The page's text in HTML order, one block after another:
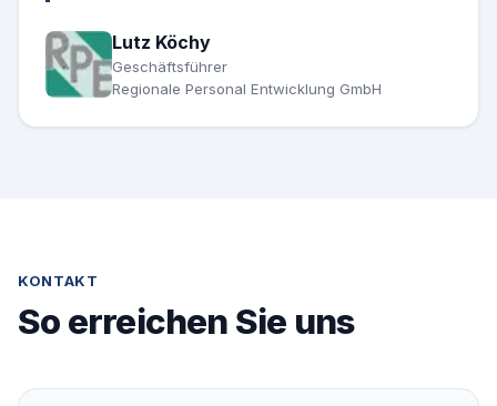
Lutz Köchy
Geschäftsführer
Regionale Personal Entwicklung GmbH
KONTAKT
So erreichen Sie uns